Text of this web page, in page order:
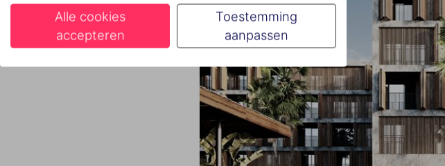
Alle cookies
accepteren
Toestemming
aanpassen